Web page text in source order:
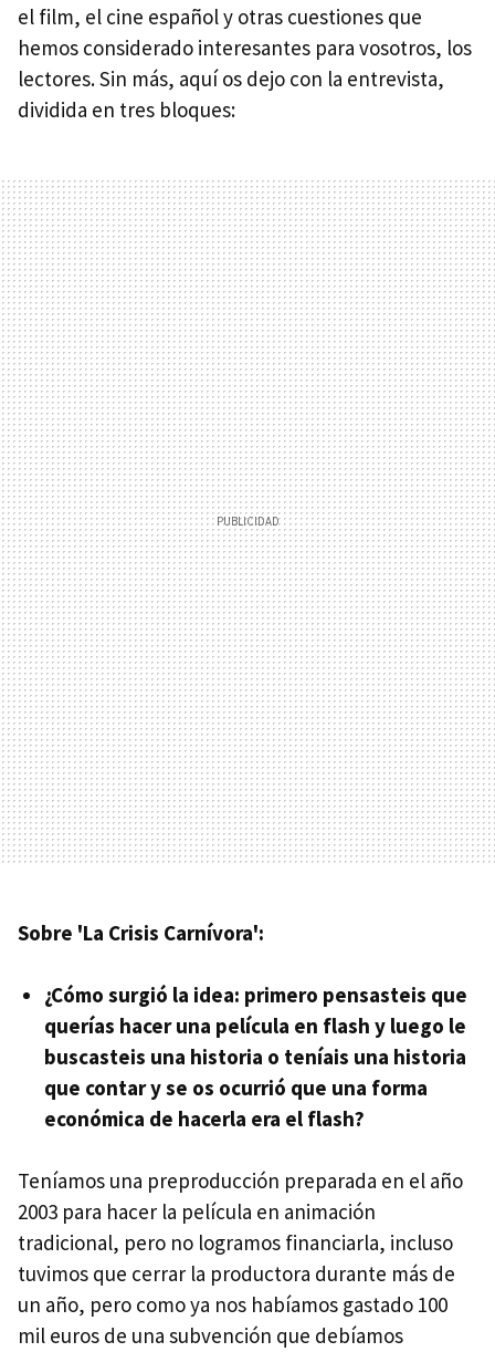
el film, el cine español y otras cuestiones que
hemos considerado interesantes para vosotros, los
lectores. Sin más, aquí os dejo con la entrevista,
dividida en tres bloques:
Sobre 'La Crisis Carnívora':
¿Cómo surgió la idea: primero pensasteis que
querías hacer una película en flash y luego le
buscasteis una historia o teníais una historia
que contar y se os ocurrió que una forma
económica de hacerla era el flash?
Teníamos una preproducción preparada en el año
2003 para hacer la película en animación
tradicional, pero no logramos financiarla, incluso
tuvimos que cerrar la productora durante más de
un año, pero como ya nos habíamos gastado 100
mil euros de una subvención que debíamos